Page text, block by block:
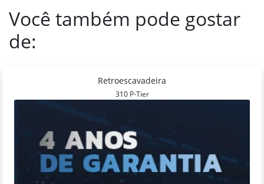
Você também pode gostar
de:
Retroescavadeira
310 P-Tier